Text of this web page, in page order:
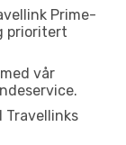
Prime-
prioritert
vår